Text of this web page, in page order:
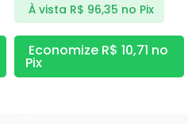
À vista R$ 96,35 no Pix
Economize R$ 10,71 no
Pix